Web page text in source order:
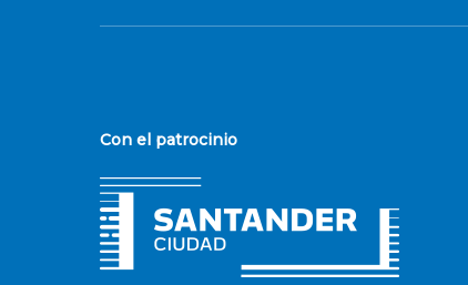
Con el patrocinio